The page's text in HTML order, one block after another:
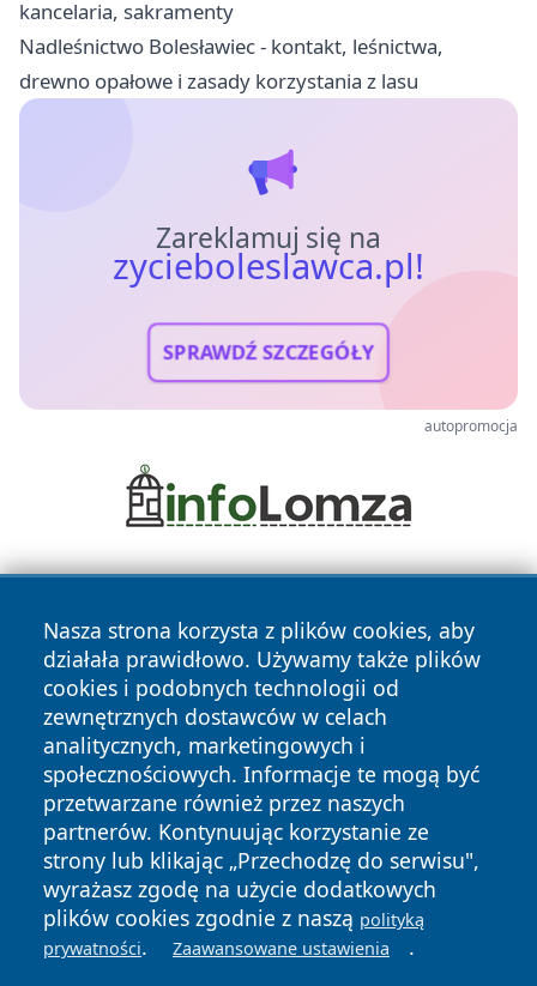
kancelaria, sakramenty
Nadleśnictwo Bolesławiec - kontakt, leśnictwa,
drewno opałowe i zasady korzystania z lasu
Zareklamuj się na
zycieboleslawca.pl!
SPRAWDŹ SZCZEGÓŁY
autopromocja
Nasza strona korzysta z plików cookies, aby
działała prawidłowo. Używamy także plików
cookies i podobnych technologii od
zewnętrznych dostawców w celach
analitycznych, marketingowych i
społecznościowych. Informacje te mogą być
przetwarzane również przez naszych
partnerów. Kontynuując korzystanie ze
strony lub klikając „Przechodzę do serwisu",
wyrażasz zgodę na użycie dodatkowych
plików cookies zgodnie z naszą polityką
prywatności. Zaawansowane ustawienia .
Copyright © 2026 zycieboleslawca.pl Wszystkie prawa
zastrzeżone.
News Autorzy
Polityka
Prywatności
Polityka
Cookies